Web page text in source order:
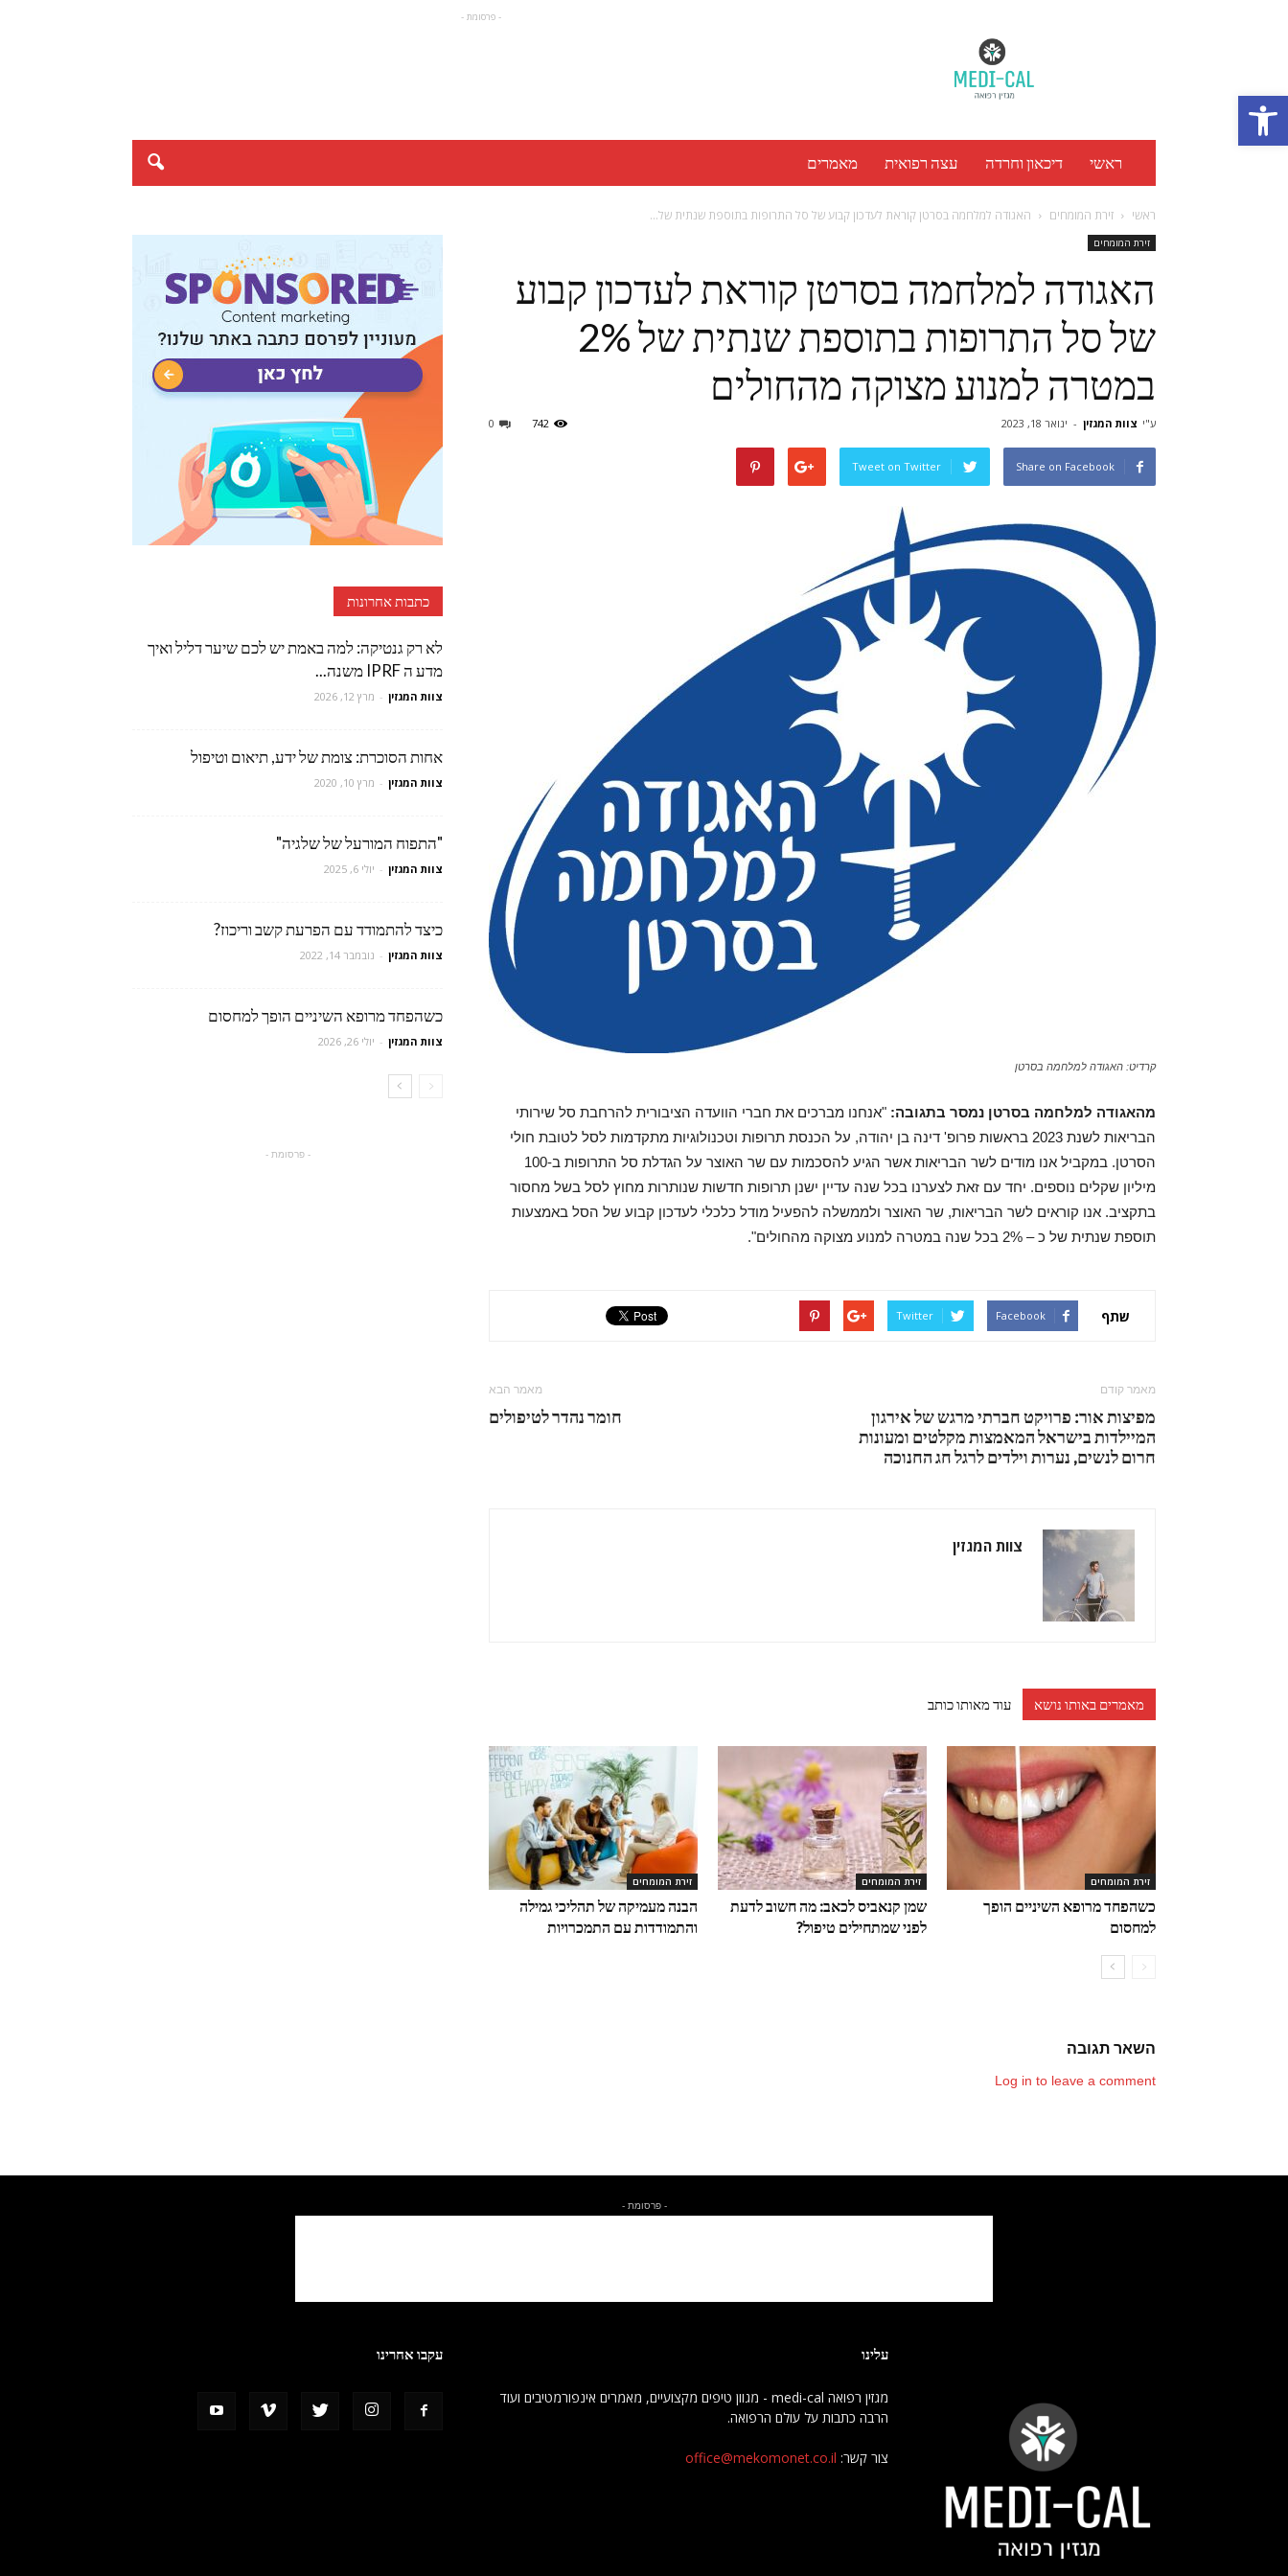
Open toolbar
- פרסומת -
ראשי דיכאון וחרדה עצה רפואית מאמרים
ראשי זירת המומחים האגודה למלחמה בסרטן קוראת לעדכון קבוע של סל התרופות בתוספת שנתית של...
זירת המומחים
האגודה למלחמה בסרטן קוראת לעדכון קבוע
של סל התרופות בתוספת שנתית של 2%
במטרה למנוע מצוקה מהחולים
ע"י צוות המגזין - ינואר 18, 2023 0 742
Share on Facebook
Tweet on Twitter
קרדיט: האגודה למלחמה בסרטן
מהאגודה למלחמה בסרטן נמסר בתגובה: "אנחנו מברכים את חברי הוועדה הציבורית להרחבת סל שירותי
הבריאות לשנת 2023 בראשות פרופ' דינה בן יהודה, על הכנסת תרופות וטכנולוגיות מתקדמות לסל לטובת חולי
הסרטן. במקביל אנו מודים לשר הבריאות אשר הגיע להסכמות עם שר האוצר על הגדלת סל התרופות ב-100
מיליון שקלים נוספים. יחד עם זאת לצערנו בכל שנה עדיין ישנן תרופות חדשות שנותרות מחוץ לסל בשל מחסור
בתקציב. אנו קוראים לשר הבריאות, שר האוצר ולממשלה להפעיל מודל כלכלי לעדכון קבוע של הסל באמצעות
תוספת שנתית של כ – 2% בכל שנה במטרה למנוע מצוקה מהחולים".
שתף Facebook
Twitter
מאמר קודם
מפיצות אור: פרויקט חברתי מרגש של אירגון
המיילדות בישראל המאמצות מקלטים ומעונות
חרום לנשים, נערות וילדים לרגל חג החנוכה
מאמר הבא
חומר נהדר לטיפולים
צוות המגזין
מאמרים באותו נושא עוד מאותו כותב
זירת המומחים
כשהפחד מרופא השיניים הופך
למחסום
זירת המומחים
שמן קנאביס לכאב: מה חשוב לדעת
לפני שמתחילים טיפול?
זירת המומחים
הבנה מעמיקה של תהליכי גמילה
והתמודדות עם התמכרויות
השאר תגובה
Log in to leave a comment
כתבות אחרונות
לא רק גנטיקה: למה באמת יש לכם שיער דליל ואיך
מדע ה IPRF משנה...
צוות המגזין - מרץ 12, 2026
אחות הסוכרת: צומת של ידע, תיאום וטיפול
צוות המגזין - מרץ 10, 2020
"התפוח המורעל של שלגיה"
צוות המגזין - יולי 6, 2025
כיצד להתמודד עם הפרעת קשב וריכוז?
צוות המגזין - נובמבר 14, 2022
כשהפחד מרופא השיניים הופך למחסום
צוות המגזין - יולי 26, 2026
- פרסומת -
- פרסומת -
עלינו
מגזין רפואה medi-cal - מגוון טיפים מקצועיים, מאמרים אינפורמטיבים ועוד
הרבה כתבות על עולם הרפואה.
צור קשר: office@mekomonet.co.il
עקבו אחרינו